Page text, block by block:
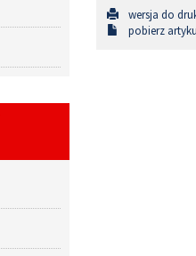
wersja do
pobierz